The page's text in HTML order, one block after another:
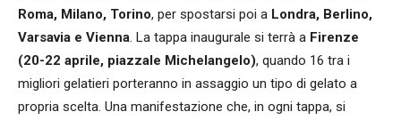
Roma, Milano, Torino, per spostarsi poi a Londra, Berlino,
Varsavia e Vienna. La tappa inaugurale si terrà a Firenze
(20-22 aprile, piazzale Michelangelo), quando 16 tra i
migliori gelatieri porteranno in assaggio un tipo di gelato a
propria scelta. Una manifestazione che, in ogni tappa, si